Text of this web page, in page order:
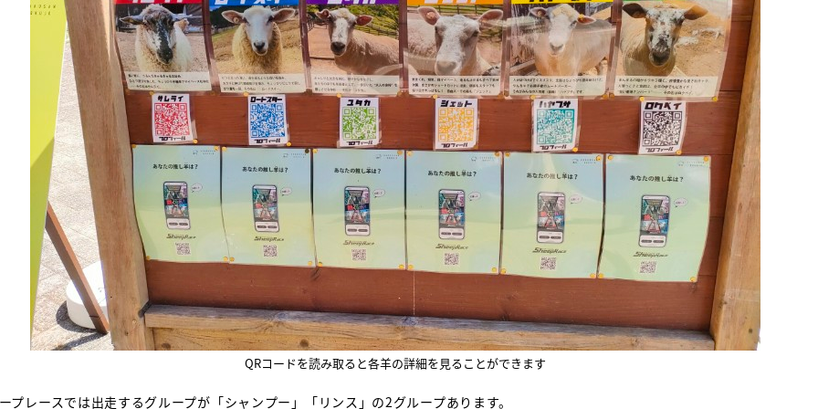
QRコードを読み取ると各羊の詳細を見ることができます
プレースでは出走するグループが「シャンプー」「リンス」の2グループあります。